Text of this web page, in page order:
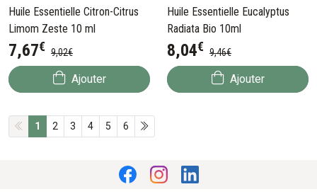
Huile Essentielle Citron-Citrus
Limom Zeste 10 ml
7,67€ 9,02€
Ajouter
Huile Essentielle Eucalyptus
Radiata Bio 10ml
8,04€ 9,46€
Ajouter
1 2 3 4 5 6